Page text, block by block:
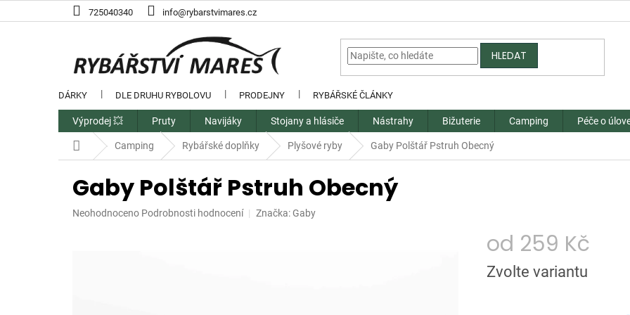
na
725040340 info@rybarstvimares.cz
DÁRKY DLE DRUHU RYBOLOVU PRODEJNY RYBÁŘSKÉ ČLÁNKY
HLEDAT
Výprodej 💥 Pruty Navijáky Stojany a hlásiče Nástrahy Bižuterie Camping Péče o
Domů Camping Rybářské doplňky Plyšové ryby Gaby Polštář Pstruh Obecný
Gaby Polštář Pstruh Obecný
Průměrné
Neohodnoceno Podrobnosti hodnocení Značka: Gaby
od 259 Kč
Měrná
cena:
Zvolte variantu